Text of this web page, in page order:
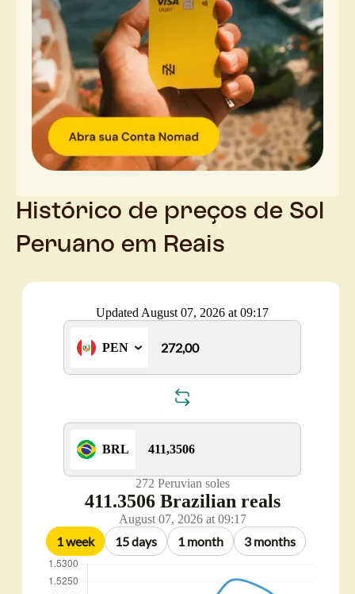
Histórico de preços de Sol
Peruano em Reais